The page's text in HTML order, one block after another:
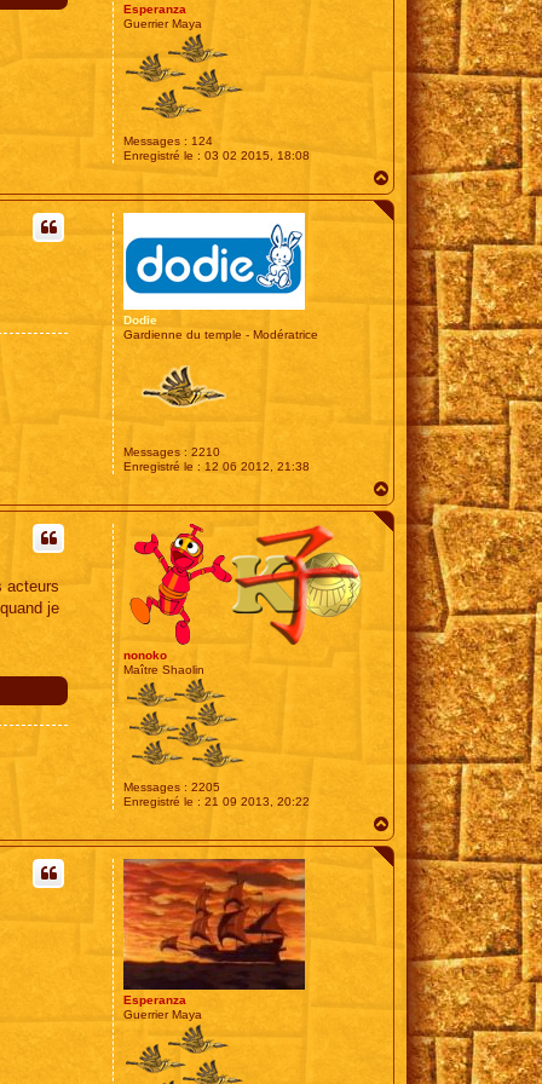
Esperanza
Guerrier Maya
Messages : 124
Enregistré le : 03 02 2015, 18:08
a
u
Dodie
Gardienne du temple - Modératrice
Messages : 2210
Enregistré le : 12 06 2012, 21:38
a
u
nonoko
Maître Shaolin
Messages : 2205
Enregistré le : 21 09 2013, 20:22
acteurs
je
a
u
Esperanza
Guerrier Maya